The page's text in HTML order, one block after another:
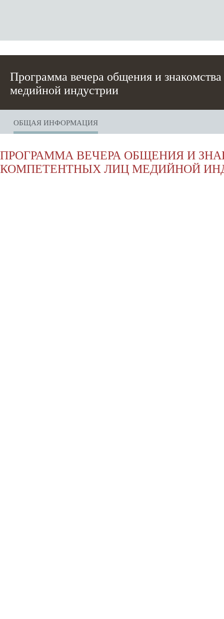
Программа вечера общения и
медийной индустрии
ОБЩАЯ ИНФОРМАЦИЯ
ПРОГРАММА ВЕЧЕРА ОБЩЕНИЯ И
КОМПЕТЕНТНЫХ ЛИЦ МЕДИЙНОЙ